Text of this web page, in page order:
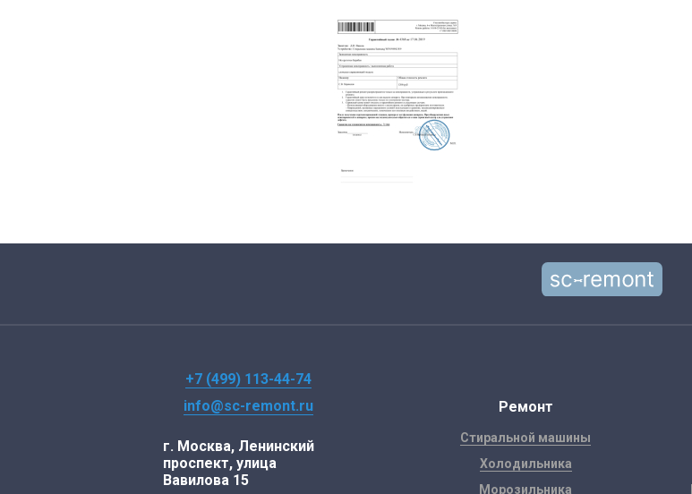
+7 (499) 113-44-74
info@sc-remont.ru
г. Москва, Ленинский
проспект, улица
Вавилова 15
Ремонт
Стиральной машины
Холодильника
Морозильника